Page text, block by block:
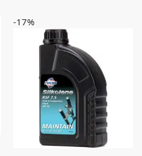
-17%